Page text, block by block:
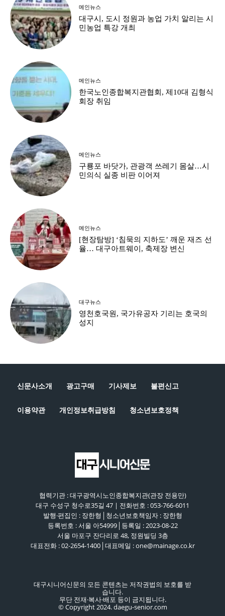
메인뉴스
대구시, 도시 정원과 농업 가치 알리는 시
민농업 특강 개최
메인뉴스
한국노인종합복지관협회, 제10대 김형식
회장 취임
메인뉴스
구룡포 바닷가, 관광객 쓰레기 몸살…시
민의식 실종 비판 이어져
메인뉴스
[현장탐방] ‘침묵의 지하도’ 깨운 재즈 선
율… 대구아트웨이, 축제장 변신
대구뉴스
영천호국원, 국가유공자 기리는 호국의
성지
신문사소개 광고구매 기사제보 불편신고
이용약관 개인정보취급방침 청소년보호정책
협력기관 : 대구광역시노인종합복지관(관장 전용만)
대구 수성구 청수로35길 47 | 전화번호 : 053-766-6011
발행·편집인 : 장한형│청소년보호책임자 : 장한형
등록번호 : 서울 아54999│등록일 : 2023-08-22
서울 마포구 잔다리로 48, 정원빌딩 3층
대표전화 : 02-2654-1400│대표메일 : one@mainage.co.kr
대구시니어신문의 모든 콘텐츠는 저작권법의 보호를 받
습니다.
무단 전재·복사·배포 등이 금지됩니다.
© Copyright 2024. daegu-senior.com